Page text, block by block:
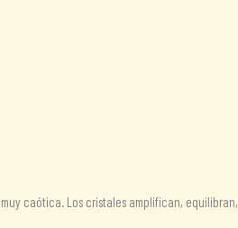
caótica. Los cristales amplifican,